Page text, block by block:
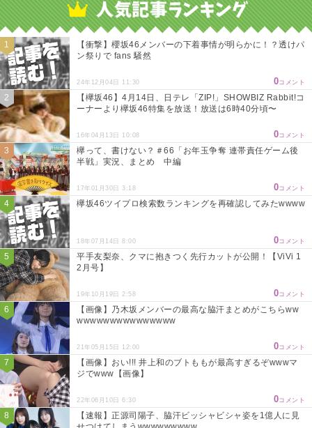
【衝撃】櫻坂46メンバーの下着事情が明らかに！？透けパ
ン祭りで fans 騒然
24年12月04日 11:30 0コメント
【欅坂46】4月14日、日テレ「ZIP!」SHOWBIZ Rabbit!コ
ーナーより欅坂46特集を放送！放送は6時40分頃〜
16年04月13日 10:08 0コメント
欅って、書けない？＃66「お年玉争奪 連帯責任ゲーム後
半戦」実況、まとめ 中編
17年01月30日 3:18 0コメント
欅坂46ツイプロ検索数ランキングを再確認してみたwwww
18年07月14日 8:00 0コメント
平手友梨奈、クマに抱きつく先行カットが公開！【ViVi 1
2月号】
19年10月19日 2:58 0コメント
【画像】乃木坂メンバーの最高な脇汗まとめがこちらww
wwwwwwwwwwwwwww
21年05月15日 12:00 0コメント
【画像】おい!!! 井上和のブトももが最高すぎるぞwwwマ
ジでwww【画像】
22年06月10日 6:30 0コメント
【速報】正源司陽子、脇汗ビッシャビシャ姿を1億人に見